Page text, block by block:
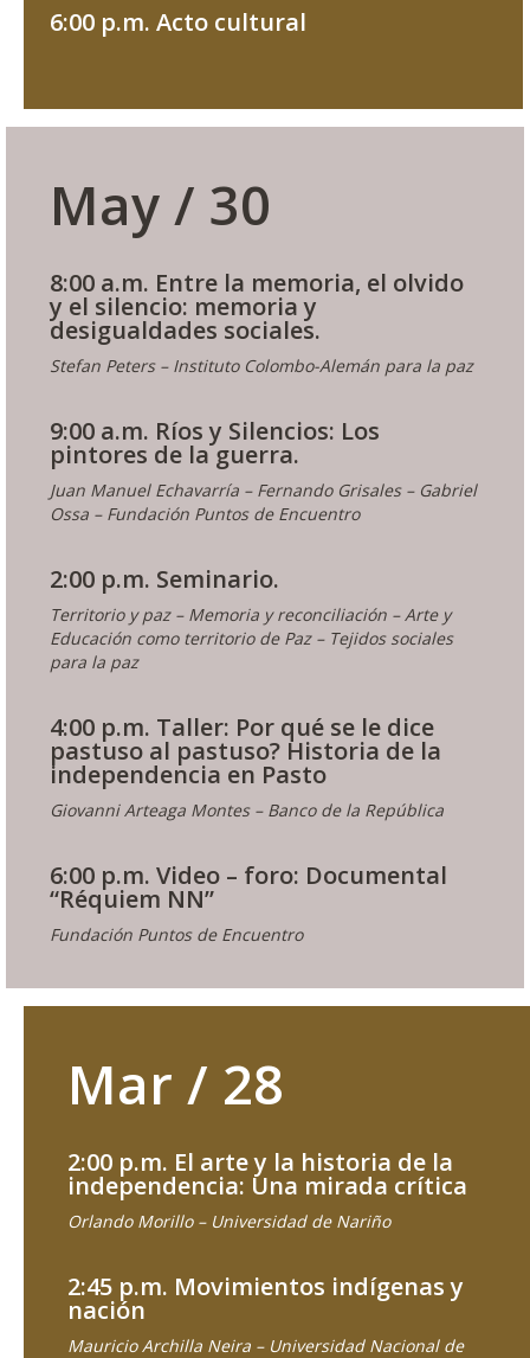
6:00 p.m. Acto cultural
May / 30
8:00 a.m. Entre la memoria, el olvido
y el silencio: memoria y
desigualdades sociales.
Stefan Peters – Instituto Colombo-Alemán para la paz
9:00 a.m. Ríos y Silencios: Los
pintores de la guerra.
Juan Manuel Echavarría – Fernando Grisales – Gabriel
Ossa – Fundación Puntos de Encuentro
2:00 p.m. Seminario.
Territorio y paz – Memoria y reconciliación – Arte y
Educación como territorio de Paz – Tejidos sociales
para la paz
4:00 p.m. Taller: Por qué se le dice
pastuso al pastuso? Historia de la
independencia en Pasto
Giovanni Arteaga Montes – Banco de la República
6:00 p.m. Video – foro: Documental
“Réquiem NN”
Fundación Puntos de Encuentro
Mar / 28
2:00 p.m. El arte y la historia de la
independencia: Una mirada crítica
Orlando Morillo – Universidad de Nariño
2:45 p.m. Movimientos indígenas y
nación
Mauricio Archilla Neira – Universidad Nacional de